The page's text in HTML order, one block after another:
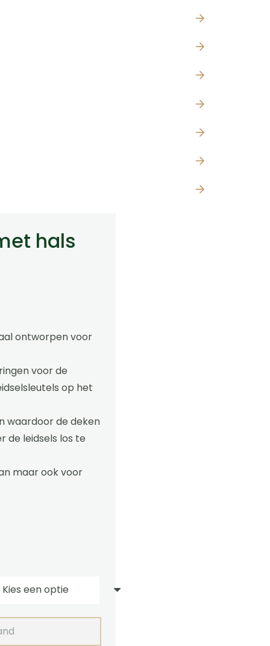
hals
ontworpen voor
voor de
op het
waardoor de deken
de leidsels los te
maar ook voor